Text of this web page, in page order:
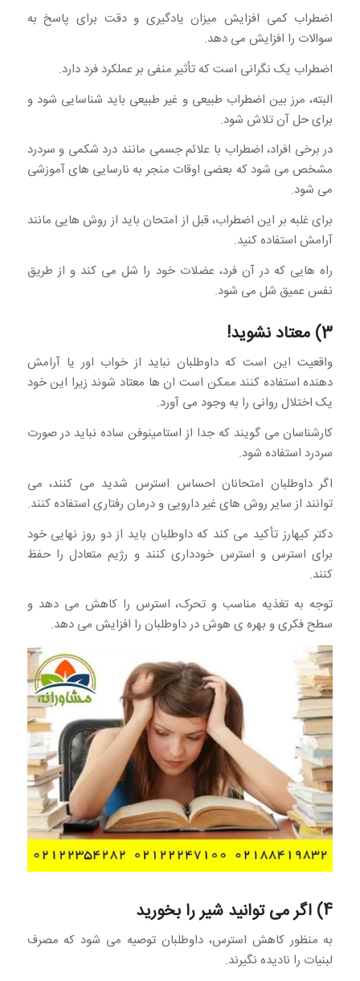
اضطراب کمی افزایش میزان یادگیری و دقت برای پاسخ به
سوالات را افزایش می دهد.
اضطراب یک نگرانی است که تأثیر منفی بر عملکرد فرد دارد.
البته، مرز بین اضطراب طبیعی و غیر طبیعی باید شناسایی شود و
برای حل آن تلاش شود.
در برخی افراد، اضطراب با علائم جسمی مانند درد شکمی و سردرد
مشخص می شود که بعضی اوقات منجر به نارسایی های آموزشی
می شود.
برای غلبه بر این اضطراب، قبل از امتحان باید از روش هایی مانند
آرامش استفاده کنید.
راه هایی که در آن فرد، عضلات خود را شل می کند و از طریق
نفس عمیق شل می شود.
3) معتاد نشوید!
واقعیت این است که داوطلبان نباید از خواب اور یا آرامش
دهنده استفاده کنند ممکن است ان ها معتاد شوند زیرا این خود
یک اختلال روانی را به وجود می آورد.
کارشناسان می گویند که جدا از استامینوفن ساده نباید در صورت
سردرد استفاده شود.
اگر داوطلبان امتحانان احساس استرس شدید می کنند، می
توانند از سایر روش های غیر دارویی و درمان رفتاری استفاده کنند.
دکتر کیهارز تأکید می کند که داوطلبان باید از دو روز نهایی خود
برای استرس و استرس خودداری کنند و رژیم متعادل را حفظ
کنند.
توجه به تغذیه مناسب و تحرک، استرس را کاهش می دهد و
سطح فکری و بهره ی هوش در داوطلبان را افزایش می دهد.
4) اگر می توانید شیر را بخورید
به منظور کاهش استرس، داوطلبان توصیه می شود که مصرف
لبنیات را نادیده نگیرند.